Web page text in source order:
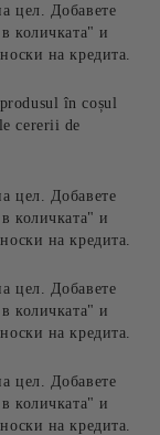
цел. Добавете
количката" и
на кредита.
în coșul
cererii de
цел. Добавете
количката" и
на кредита.
цел. Добавете
количката" и
на кредита.
цел. Добавете
количката" и
на кредита.